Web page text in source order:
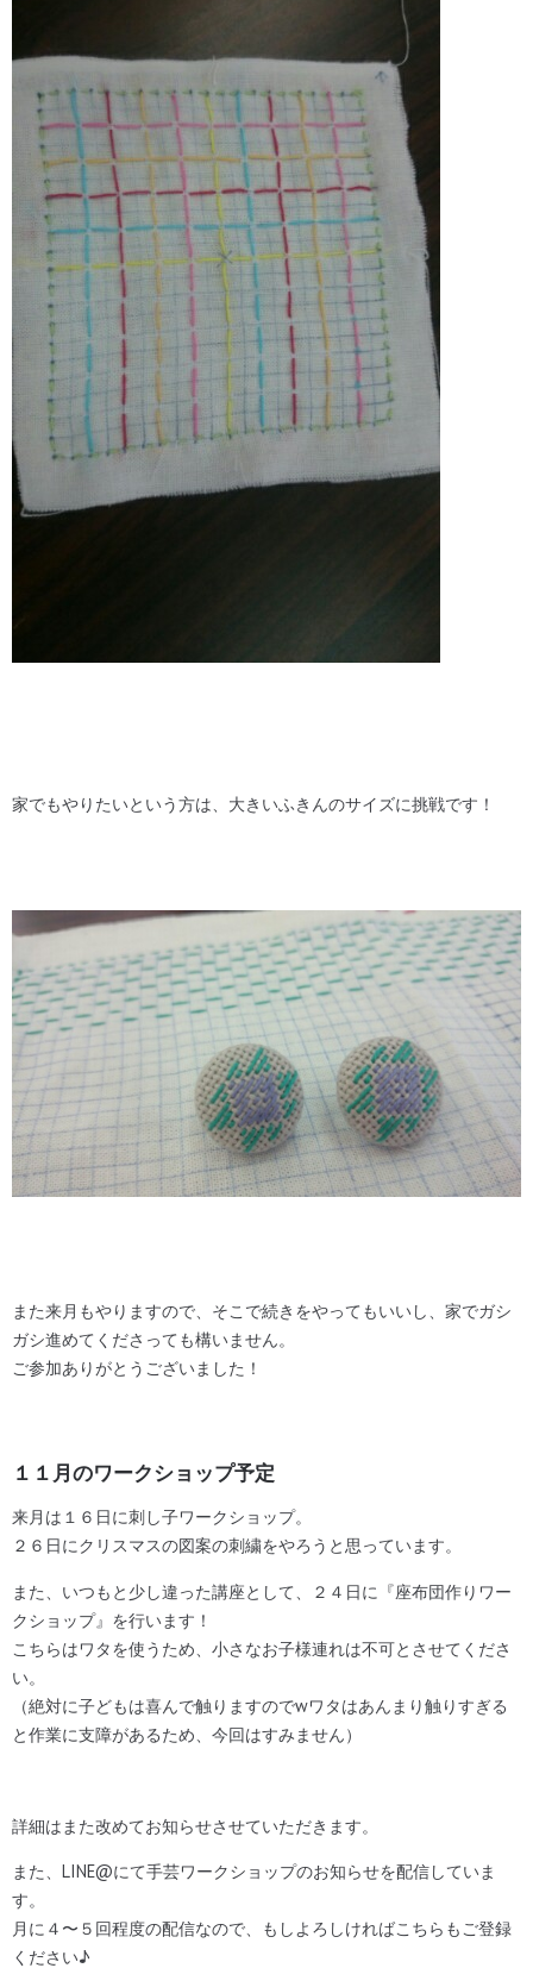
家でもやりたいという方は、大きいふきんのサイズに挑戦です！
また来月もやりますので、そこで続きをやってもいいし、家でガシ
ガシ進めてくださっても構いません。
ご参加ありがとうございました！
１１月のワークショップ予定
来月は１６日に刺し子ワークショップ。
２６日にクリスマスの図案の刺繍をやろうと思っています。
また、いつもと少し違った講座として、２４日に『座布団作りワー
クショップ』を行います！
こちらはワタを使うため、小さなお子様連れは不可とさせてくださ
い。
（絶対に子どもは喜んで触りますのでwワタはあんまり触りすぎる
と作業に支障があるため、今回はすみません）
詳細はまた改めてお知らせさせていただきます。
また、LINE@にて手芸ワークショップのお知らせを配信していま
す。
月に４〜５回程度の配信なので、もしよろしければこちらもご登録
ください♪